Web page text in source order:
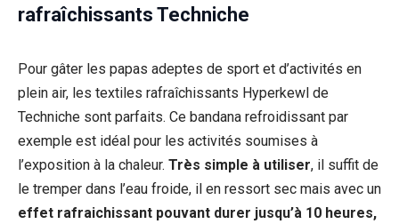
rafraîchissants Techniche
Pour gâter les papas adeptes de sport et d’activités en
plein air, les textiles rafraîchissants Hyperkewl de
Techniche sont parfaits. Ce bandana refroidissant par
exemple est idéal pour les activités soumises à
l’exposition à la chaleur. Très simple à utiliser, il suffit de
le tremper dans l’eau froide, il en ressort sec mais avec un
effet rafraichissant pouvant durer jusqu’à 10 heures,